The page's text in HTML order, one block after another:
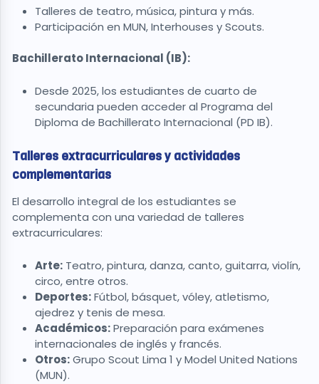
Talleres de teatro, música, pintura y más.
Participación en MUN, Interhouses y Scouts.
Bachillerato Internacional (IB):
Desde 2025, los estudiantes de cuarto de
secundaria pueden acceder al Programa del
Diploma de Bachillerato Internacional (PD IB).
Talleres extracurriculares y actividades
complementarias
El desarrollo integral de los estudiantes se
complementa con una variedad de talleres
extracurriculares:
Arte: Teatro, pintura, danza, canto, guitarra, violín,
circo, entre otros.
Deportes:Fútbol, básquet, vóley, atletismo,
ajedrez y tenis de mesa.
Académicos:Preparación para exámenes
internacionales de inglés y francés.
Otros:Grupo Scout Lima 1 y Model United Nations
(MUN).